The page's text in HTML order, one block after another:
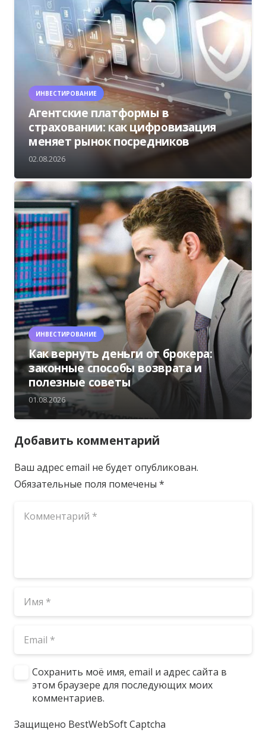
ИНВЕСТИРОВАНИЕ
Агентские платформы в
страховании: как цифровизация
меняет рынок посредников
02.08.2026
ИНВЕСТИРОВАНИЕ
Как вернуть деньги от брокера:
законные способы возврата и
полезные советы
01.08.2026
Добавить комментарий
Ваш адрес email не будет опубликован.
Обязательные поля помечены *
Сохранить моё имя, email и адрес сайта в
этом браузере для последующих моих
комментариев.
Защищено BestWebSoft Captcha